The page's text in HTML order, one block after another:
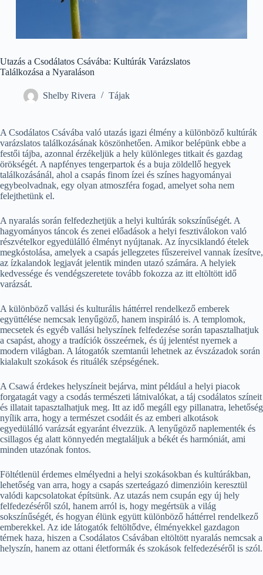
Utazás a Csodálatos Csávába: Kultúrák Varázslatos
Találkozása a Nyaraláson
Shelby Rivera Tájak
A Csodálatos Csávába való utazás igazi élmény a különböző kultúrák
varázslatos találkozásának köszönhetően. Amikor belépünk ebbe a
festői tájba, azonnal érzékeljük a hely különleges titkait és gazdag
örökségét. A napfényes tengerpartok és a buja zöldellő hegyek
találkozásánál, ahol a csapás finom ízei és színes hagyományai
egybeolvadnak, egy olyan atmoszféra fogad, amelyet soha nem
felejthetünk el.
A nyaralás során felfedezhetjük a helyi kultúrák sokszínűségét. A
hagyományos táncok és zenei előadások a helyi fesztiválokon való
részvételkor egyedülálló élményt nyújtanak. Az ínycsiklandó ételek
megkóstolása, amelyek a csapás jellegzetes fűszereivel vannak ízesítve,
az ízkalandok legjavát jelentik minden utazó számára. A helyiek
kedvessége és vendégszeretete tovább fokozza az itt eltöltött idő
varázsát.
A különböző vallási és kulturális háttérrel rendelkező emberek
együttélése nemcsak lenyűgöző, hanem inspiráló is. A templomok,
mecsetek és egyéb vallási helyszínek felfedezése során tapasztalhatjuk
a csapást, ahogy a tradíciók összeérnek, és új jelentést nyernek a
modern világban. A látogatók szemtanúi lehetnek az évszázadok során
kialakult szokások és rituálék szépségének.
A Csawá érdekes helyszíneit bejárva, mint például a helyi piacok
forgatagát vagy a csodás természeti látnivalókat, a táj csodálatos színeit
és illatait tapasztalhatjuk meg. Itt az idő megáll egy pillanatra, lehetőség
nyílik arra, hogy a természet csodáit és az emberi alkotások
egyedülálló varázsát egyaránt élvezzük. A lenyűgöző naplementék és
csillagos ég alatt könnyedén megtaláljuk a békét és harmóniát, ami
minden utazónak fontos.
Föltétlenül érdemes elmélyedni a helyi szokásokban és kultúrákban,
lehetőség van arra, hogy a csapás szerteágazó dimenzióin keresztül
valódi kapcsolatokat építsünk. Az utazás nem csupán egy új hely
felfedezéséről szól, hanem arról is, hogy megértsük a világ
sokszínűségét, és hogyan élünk együtt különböző háttérrel rendelkező
emberekkel. Az ide látogatók feltöltődve, élményekkel gazdagon
térnek haza, hiszen a Csodálatos Csávában eltöltött nyaralás nemcsak a
helyszín, hanem az ottani életformák és szokások felfedezéséről is szól.